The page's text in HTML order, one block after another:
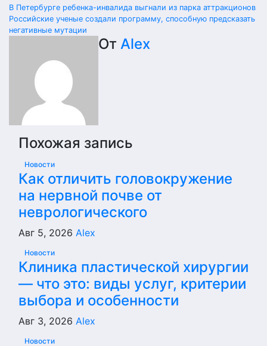
Навигация
по
записям
В Петербурге ребенка-инвалида выгнали из парка аттракционов
Российские ученые создали программу, способную предсказать
негативные мутации
От Alex
Похожая запись
Новости
Как отличить головокружение
на нервной почве от
неврологического
Авг 5, 2026 Alex
Новости
Клиника пластической хирургии
— что это: виды услуг, критерии
выбора и особенности
Авг 3, 2026 Alex
Новости